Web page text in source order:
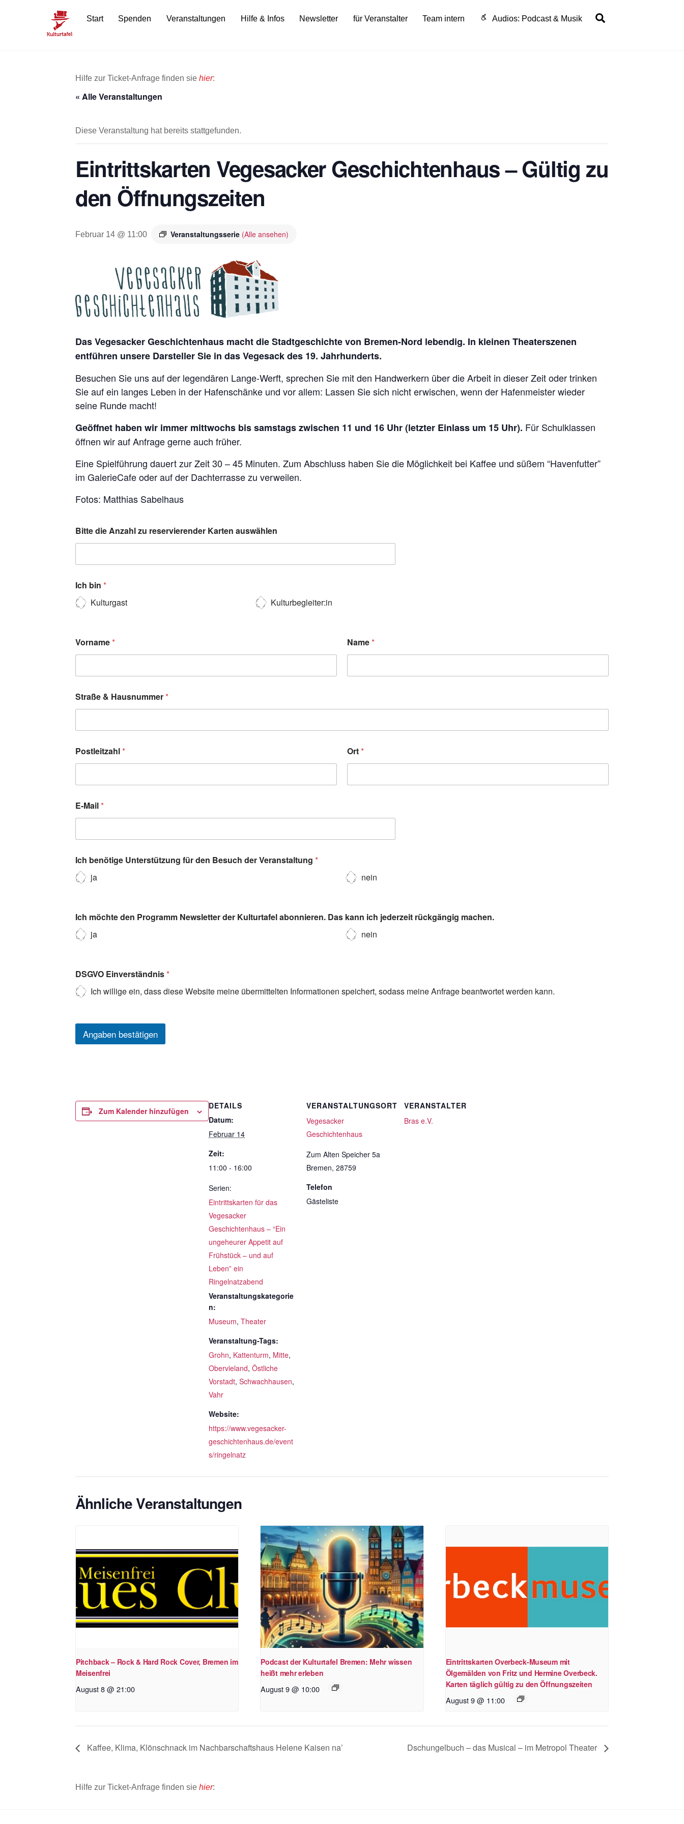
Start Spenden Veranstaltungen Hilfe & Infos Newsletter für Veranstalter Team intern Audios: Podcast & Musik
Hilfe zur Ticket-Anfrage finden sie hier:
« Alle Veranstaltungen
Diese Veranstaltung hat bereits stattgefunden.
Eintrittskarten Vegesacker Geschichtenhaus – Gültig zu
den Öffnungszeiten
Februar 14 @ 11:00 Veranstaltungsserie (Alle ansehen)
Das Vegesacker Geschichtenhaus macht die Stadtgeschichte von Bremen-Nord lebendig. In kleinen Theaterszenen
entführen unsere Darsteller Sie in das Vegesack des 19. Jahrhunderts.
Besuchen Sie uns auf der legendären Lange-Werft, sprechen Sie mit den Handwerkern über die Arbeit in dieser Zeit oder trinken
Sie auf ein langes Leben in der Hafenschänke und vor allem: Lassen Sie sich nicht erwischen, wenn der Hafenmeister wieder
seine Runde macht!
Geöffnet haben wir immer mittwochs bis samstags zwischen 11 und 16 Uhr (letzter Einlass um 15 Uhr). Für Schulklassen
öffnen wir auf Anfrage gerne auch früher.
Eine Spielführung dauert zur Zeit 30 – 45 Minuten. Zum Abschluss haben Sie die Möglichkeit bei Kaffee und süßem “Havenfutter”
im GalerieCafe oder auf der Dachterrasse zu verweilen.
Fotos: Matthias Sabelhaus
Bitte die Anzahl zu reservierender Karten auswählen
Ich bin *
Kulturgast
Kulturbegleiter:in
Vorname* Name*
Straße & Hausnummer*
Postleitzahl* Ort*
E-Mail*
Ich benötige Unterstützung für den Besuch der Veranstaltung *
ja
nein
Ich möchte den Programm Newsletter der Kulturtafel abonnieren. Das kann ich jederzeit rückgängig machen.
ja
nein
DSGVO Einverständnis*
Ich willige ein, dass diese Website meine übermittelten Informationen speichert, sodass meine Anfrage beantwortet werden kann.
Angaben bestätigen
Zum Kalender hinzufügen
DETAILS
Datum:
Februar 14
Zeit:
11:00 - 16:00
Serien:
Eintrittskarten für das
Vegesacker
Geschichtenhaus – “Ein
ungeheurer Appetit auf
Frühstück – und auf
Leben” ein
Ringelnatzabend
Veranstaltungskategorie
n:
Museum, Theater
Veranstaltung-Tags:
Grohn, Kattenturm, Mitte,
Obervieland, Östliche
Vorstadt, Schwachhausen,
Vahr
Website:
https://www.vegesacker-
geschichtenhaus.de/event
s/ringelnatz
VERANSTALTUNGSORT
Vegesacker
Geschichtenhaus
Zum Alten Speicher 5a
Bremen, 28759
Telefon
Gästeliste
VERANSTALTER
Bras e.V.
Ähnliche Veranstaltungen
Pitchback – Rock & Hard Rock Cover, Bremen im
Meisenfrei
August 8 @ 21:00
Podcast der Kulturtafel Bremen: Mehr wissen
heißt mehr erleben
August 9 @ 10:00
Eintrittskarten Overbeck-Museum mit
Ölgemälden von Fritz und Hermine Overbeck.
Karten täglich gültig zu den Öffnungszeiten
August 9 @ 11:00
Kaffee, Klima, Klönschnack im Nachbarschaftshaus Helene Kaisen na’ Dschungelbuch – das Musical – im Metropol Theater
Hilfe zur Ticket-Anfrage finden sie hier: